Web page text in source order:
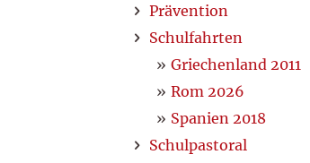
Prävention
Schulfahrten
Griechenland 2011
Rom 2026
Spanien 2018
Schulpastoral